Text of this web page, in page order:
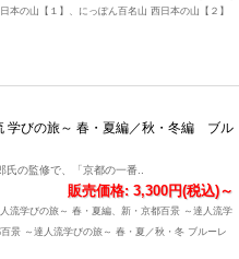
本の山【１】、にっぽん百名山 西日本の山【２】
学びの旅～ 春・夏編／秋・冬編 ブル
の監修で、「京都の一番..
販売価格: 3,300円(税込)～
流学びの旅～ 春・夏編、新・京都百景 ～達人流学
景 ～達人流学びの旅～ 春・夏／秋・冬 ブルーレ